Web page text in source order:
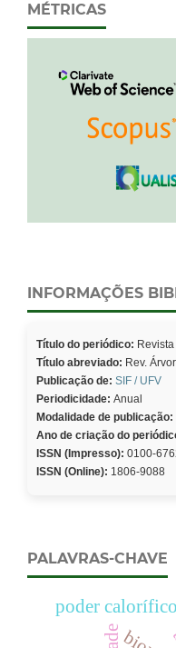
MÉTRICAS
INFORMAÇÕES
Título do periódico:
Título abreviado: Rev.
Publicação de: SIF / UFV
Periodicidade: Anual
Modalidade de publicação:
Ano de criação do
ISSN (Impresso): 0100-
ISSN (Online): 1806-9088
PALAVRAS-CHAVE
poder